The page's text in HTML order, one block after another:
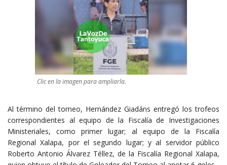
Clic en la imagen para ampliarla.
Al término del torneo, Hernández Giadáns entregó los trofeos
correspondientes al equipo de la Fiscalía de Investigaciones
Ministeriales, como primer lugar; al equipo de la Fiscalía
Regional Xalapa, por el segundo lugar; y al servidor público
Roberto Antonio Álvarez Téllez, de la Fiscalía Regional Xalapa,